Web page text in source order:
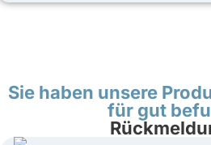
Sie haben unsere
für gut